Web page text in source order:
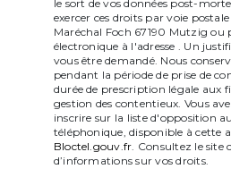
le sort de vos données post-
exercer ces droits par voie
Maréchal Foch 67190 Mutzig ou
électronique à l'adresse . Un
vous être demandé. Nous
pendant la période de prise de
durée de prescription légale aux
gestion des contentieux. Vous
inscrire sur la liste d'opposition
téléphonique, disponible à cette
Bloctel.gouv.fr. Consultez le site
d’informations sur vos droits.